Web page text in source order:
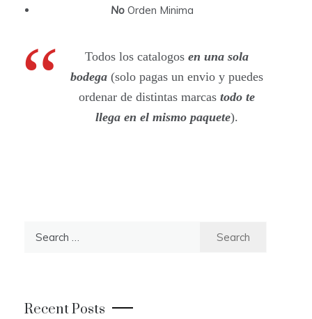
NoOrden Minima
Todos los catalogos en una sola
bodega (solo pagas un envio y puedes
ordenar de distintas marcastodo te
llega en el mismo paquete).
Recent Posts